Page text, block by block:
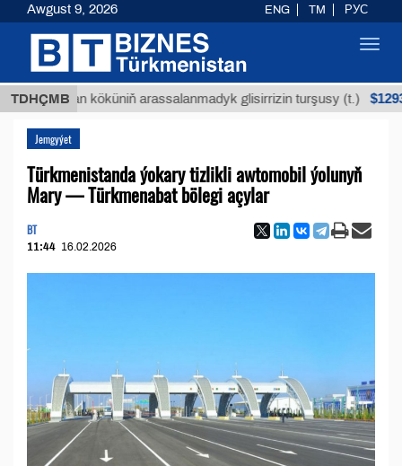
TDHÇMB
Buýan köküniň arassalanmadyk glisirrizin turşusy (t.) $12935,18
Jemgyýet
Türkmenistanda ýokary tizlikli awtomobil ýolunyň
Mary — Türkmenabat bölegi açylar
BT
11:44 16.02.2026
Awgust 9, 2026 ENG TM РУС